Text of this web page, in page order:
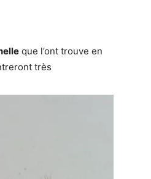
que l’ont trouve en
très